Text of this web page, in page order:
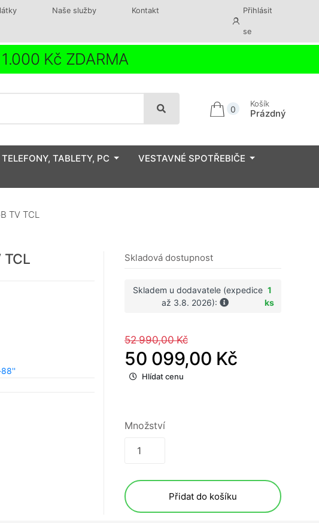
Naše služby Kontakt Přihlásit
se
Kč ZDARMA
0
Košík
Prázdný
TELEFONY, TABLETY, PC
VESTAVNÉ SPOTŘEBIČE
TV TCL
TCL Skladová dostupnost
Skladem u dodavatele (expedice
až 3.8. 2026):
1
ks
52 990,00 Kč
50 099,00 Kč
Hlídat cenu
Množství
Přidat do košíku